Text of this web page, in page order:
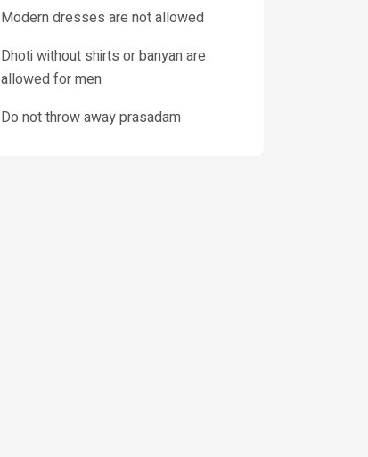
Modern dresses are not allowed
Dhoti without shirts or banyan are
allowed for men
Do not throw away prasadam